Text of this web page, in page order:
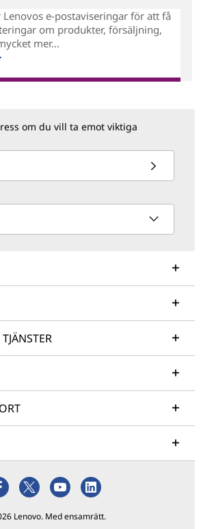
e-postaviseringar för att få
om produkter, försäljning,
mer...
om du vill ta emot viktiga
Lenovo. Med ensamrätt.